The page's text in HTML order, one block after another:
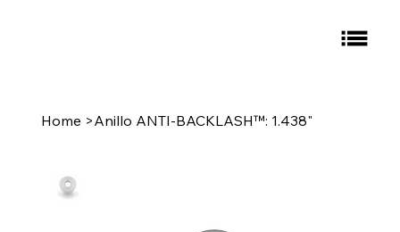
Home >Anillo ANTI-BACKLASH™: 1.438"